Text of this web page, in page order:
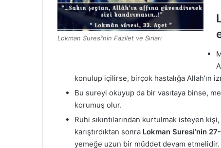
Lokman Suresi’nin Fazilet ve Sırları
konulup içilirse, birçok hastalığa Allah’ın
Bu sureyi okuyup da bir vasıtaya binse,
korumuş olur.
Ruhi sıkıntılarından kurtulmak isteyen
karıştırdıktan sonra Lokman Suresi’nin
yemeğe uzun bir müddet devam etmelidir.